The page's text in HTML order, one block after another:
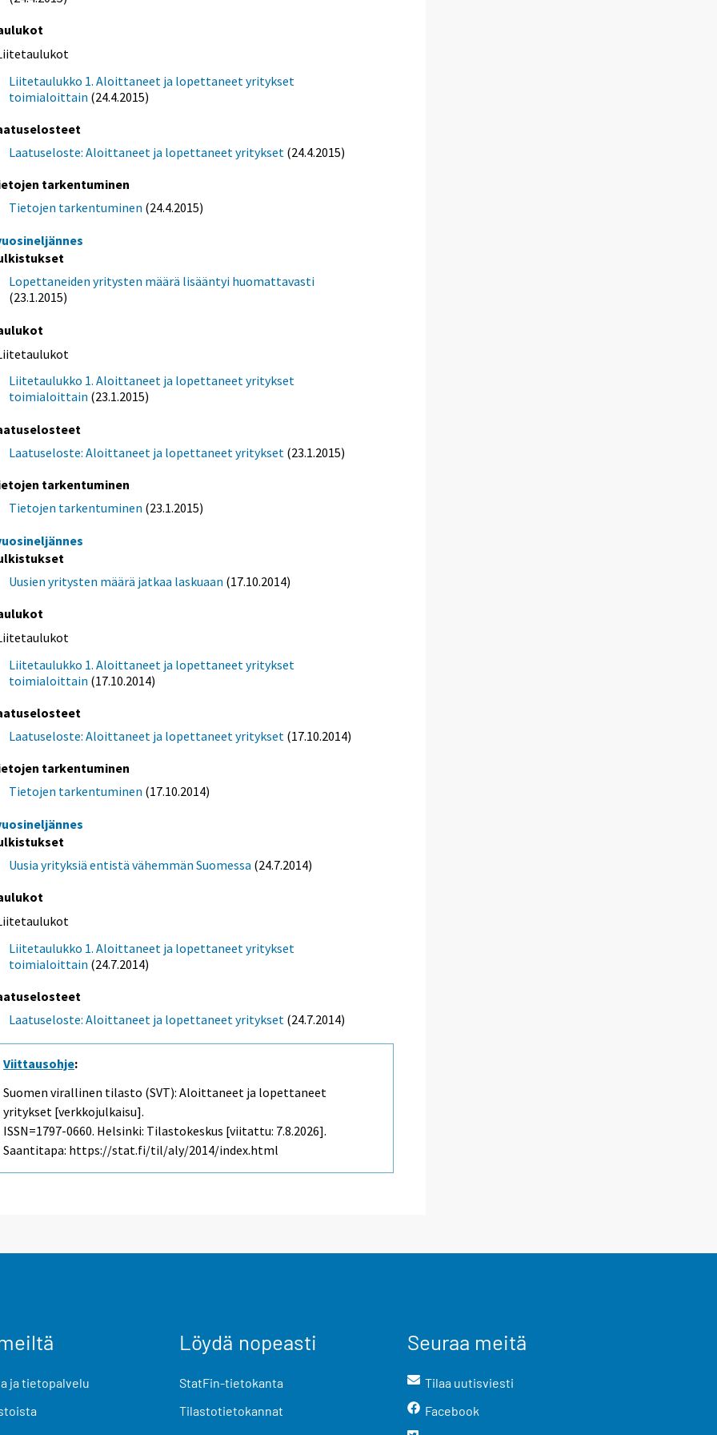
Liitetaulukko 1. Aloittaneet ja lopettaneet yritykset
toimialoittain (24.4.2015)
Laatuseloste: Aloittaneet ja lopettaneet yritykset (24.4.2015)
tarkentuminen
Tietojen tarkentuminen (24.4.2015)
Lopettaneiden yritysten määrä lisääntyi huomattavasti
(23.1.2015)
Liitetaulukko 1. Aloittaneet ja lopettaneet yritykset
toimialoittain (23.1.2015)
Laatuseloste: Aloittaneet ja lopettaneet yritykset (23.1.2015)
tarkentuminen
Tietojen tarkentuminen (23.1.2015)
Uusien yritysten määrä jatkaa laskuaan (17.10.2014)
Liitetaulukko 1. Aloittaneet ja lopettaneet yritykset
toimialoittain (17.10.2014)
Laatuseloste: Aloittaneet ja lopettaneet yritykset (17.10.2014)
tarkentuminen
Tietojen tarkentuminen (17.10.2014)
Uusia yrityksiä entistä vähemmän Suomessa (24.7.2014)
Liitetaulukko 1. Aloittaneet ja lopettaneet yritykset
toimialoittain (24.7.2014)
Laatuseloste: Aloittaneet ja lopettaneet yritykset (24.7.2014)
Viittausohje:
Suomen virallinen tilasto (SVT): Aloittaneet ja lopettaneet
yritykset [verkkojulkaisu].
ISSN=1797-0660. Helsinki: Tilastokeskus [viitattu: 7.8.2026].
Saantitapa: https://stat.fi/til/aly/2014/index.html
ja tietopalvelu
Löydä nopeasti
StatFin-tietokanta
Tilastotietokannat
Seuraa meitä
Tilaa uutisviesti
Facebook